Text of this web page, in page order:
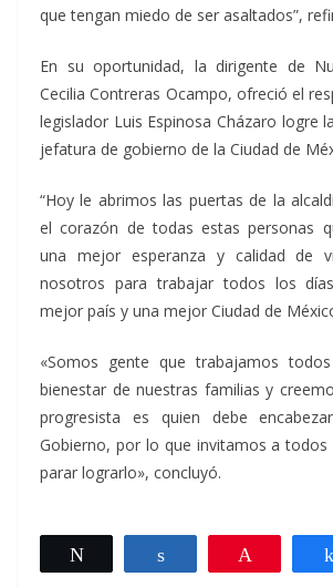
que tengan miedo de ser asaltados”,
En su oportunidad, la dirigente de
Cecilia Contreras Ocampo, ofreció el
legislador Luis Espinosa Cházaro logre
jefatura de gobierno de la Ciudad de
“Hoy le abrimos las puertas de la
el corazón de todas estas personas
una mejor esperanza y calidad de
nosotros para trabajar todos los
mejor país y una mejor Ciudad de
«Somos gente que trabajamos
bienestar de nuestras familias y
progresista es quien debe
Gobierno, por lo que invitamos a
parar lograrlo», concluyó.
Compartir